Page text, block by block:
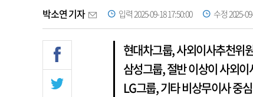
박소연 기자 입력 2025-09-18 17:50:00 수정 2025-
현대차그룹, 사외이사추천위
삼성그룹, 절반 이상이 사외이
LG그룹, 기타 비상무이사 중심